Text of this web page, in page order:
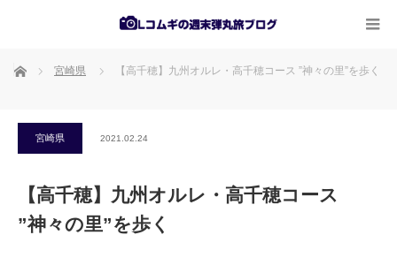
ホーム 宮崎県 【高千穂】九州オルレ・高千穂コース ”神々の里”を歩く
宮崎県 2021.02.24
【高千穂】九州オルレ・高千穂コース
”神々の里”を歩く